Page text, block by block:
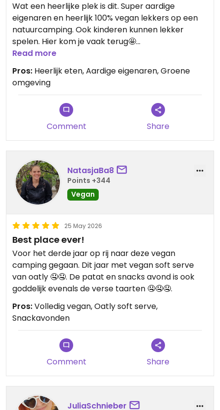
Wat een heerlijke plek is dit. Super aardige
eigenaren en heerlijk 100% vegan lekkers op een
natuurcamping. Ook kinderen kunnen lekker
spelen. Hier kom je vaak terug🤩
Updated from previous review on 2026-07-29
Read more
Pros: Heerlijk eten, Aardige eigenaren, Groene
omgeving
Comment Share
NatasjaBa8
Points +344
Vegan
25 May 2026
Best place ever!
Voor het derde jaar op rij naar deze vegan
camping gegaan. Dit jaar met vegan soft serve
van oatly 🤤🤤. De patat en snacks avond is ook
goddelijk evenals de verse taarten 🤤🤤🤤.
Pros:Volledig vegan, Oatly soft serve,
Snackavonden
Comment Share
JuliaSchnieber